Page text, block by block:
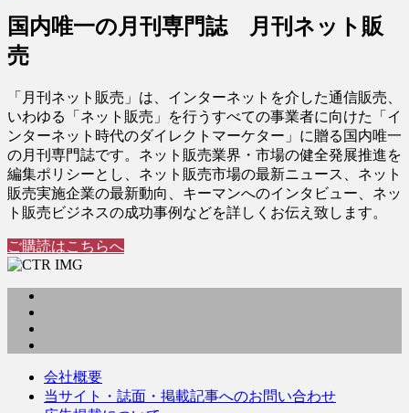
国内唯一の月刊専門誌 月刊ネット販
売
「月刊ネット販売」は、インターネットを介した通信販売、
いわゆる「ネット販売」を行うすべての事業者に向けた「イ
ンターネット時代のダイレクトマーケター」に贈る国内唯一
の月刊専門誌です。ネット販売業界・市場の健全発展推進を
編集ポリシーとし、ネット販売市場の最新ニュース、ネット
販売実施企業の最新動向、キーマンへのインタビュー、ネッ
ト販売ビジネスの成功事例などを詳しくお伝え致します。
ご購読はこちらへ
会社概要
当サイト・誌面・掲載記事へのお問い合わせ